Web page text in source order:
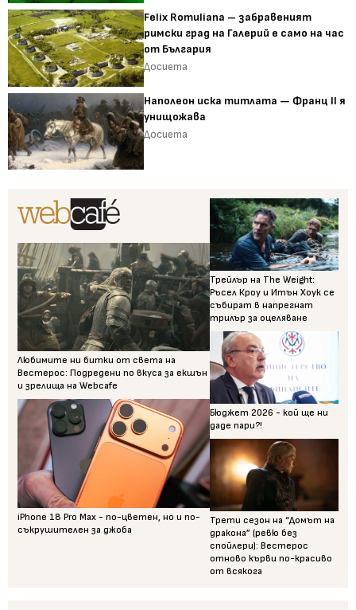
Felix Romuliana – забравеният
римски град на Галерий е само на час
от България
Досиета
Наполеон иска титлата — Франц II я
унищожава
Досиета
Любимите ни битки от света на
Вестерос: Подредени по вкуса за екшън
и зрелища на Webcafe
iPhone 18 Pro Max - по-цветен, но и по-
съкрушителен за джоба
Трейлър на The Weight:
Ръсел Кроу и Итън Хоук се
събират в напрегнат
трилър за оцеляване
Бюджет 2026 - кой ще ни
даде пари?!
Трети сезон на “Домът на
дракона” (ревю без
спойлери): Вестерос
отново кърви по-красиво
от всякога